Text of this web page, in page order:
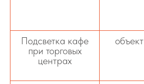
Подсветка кафе
при торговых
центрах
объект